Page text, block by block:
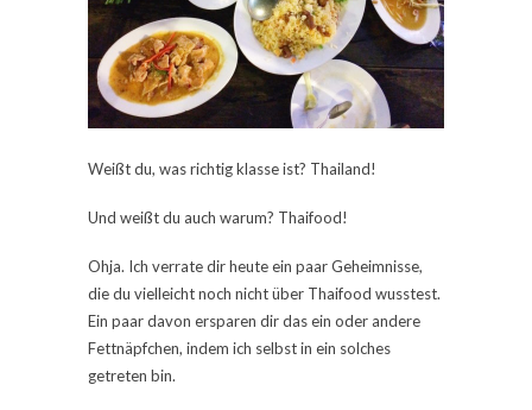
Weißt du, was richtig klasse ist? Thailand!
Und weißt du auch warum? Thaifood!
Ohja. Ich verrate dir heute ein paar Geheimnisse,
die du vielleicht noch nicht über Thaifood wusstest.
Ein paar davon ersparen dir das ein oder andere
Fettnäpfchen, indem ich selbst in ein solches
getreten bin.